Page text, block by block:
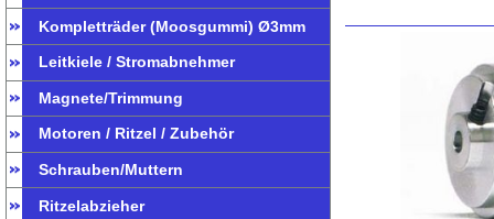
Kompletträder (Moosgummi) Ø3mm
Leitkiele / Stromabnehmer
Magnete/Trimmung
Motoren / Ritzel / Zubehör
Schrauben/Muttern
Ritzelabzieher